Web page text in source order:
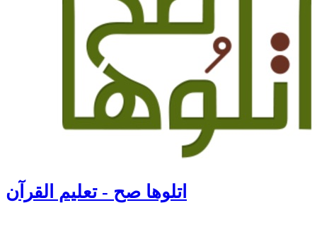
اتلوها صح - تعليم القرآن